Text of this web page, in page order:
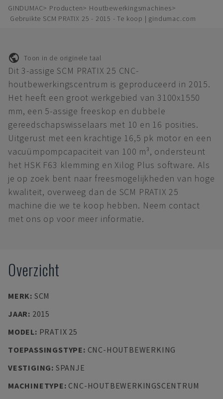
GINDUMAC Producten
Houtbewerkingsmachines
Gebruikte SCM PRATIX 25 - 2015 - Te koop | gindumac.com
Toon in de originele taal
Dit 3-assige SCM PRATIX 25 CNC-
houtbewerkingscentrum is geproduceerd in 2015.
Het heeft een groot werkgebied van 3100x1550
mm, een 5-assige freeskop en dubbele
gereedschapswisselaars met 10 en 16 posities.
Uitgerust met een krachtige 16,5 pk motor en een
vacuümpompcapaciteit van 100 m³, ondersteunt
het HSK F63 klemming en Xilog Plus software. Als
je op zoek bent naar freesmogelijkheden van hoge
kwaliteit, overweeg dan de SCM PRATIX 25
machine die we te koop hebben. Neem contact
met ons op voor meer informatie.
Overzicht
MERK: SCM
JAAR: 2015
MODEL: PRATIX 25
TOEPASSINGSTYPE: CNC-HOUTBEWERKING
VESTIGING: SPANJE
MACHINETYPE: CNC-HOUTBEWERKINGSCENTRUM